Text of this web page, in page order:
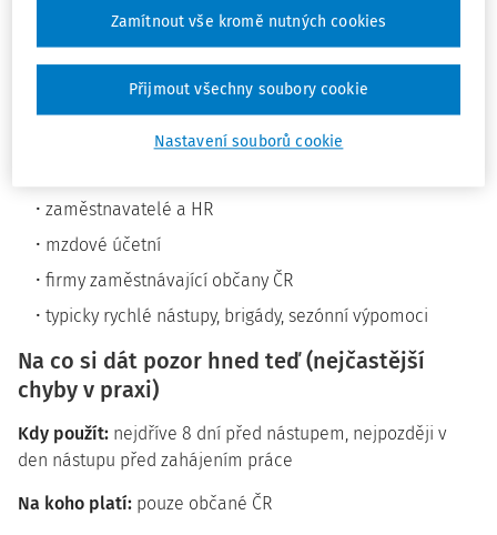
Stát zavádí samostatný „rychlý“ krok registrace před
(REGZEC), ale pomáhá pokrýt situace, kdy nestíháte získat
všechny údaje včas. Po nástupu musíte registraci doplnit.
Kdo by měl zpozornět (kde to dopadne
zaměstnavatelé a HR
mzdové účetní
firmy zaměstnávající občany ČR
typicky rychlé nástupy, brigády, sezónní výpomoci
Na co si dát pozor hned teď (nejčastější
chyby v praxi)
Kdy použít: nejdříve 8 dní před nástupem, nejpozději v
den nástupu před zahájením práce
Na koho platí: pouze občané ČR
Nastavení souborů cookie
Zamítnout vše kromě nutných cookies
Přijmout všechny soubory cookie